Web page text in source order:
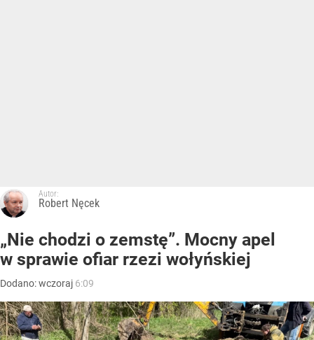
Autor:
Robert Nęcek
„Nie chodzi o zemstę”. Mocny apel
w sprawie ofiar rzezi wołyńskiej
Dodano:wczoraj 6:09